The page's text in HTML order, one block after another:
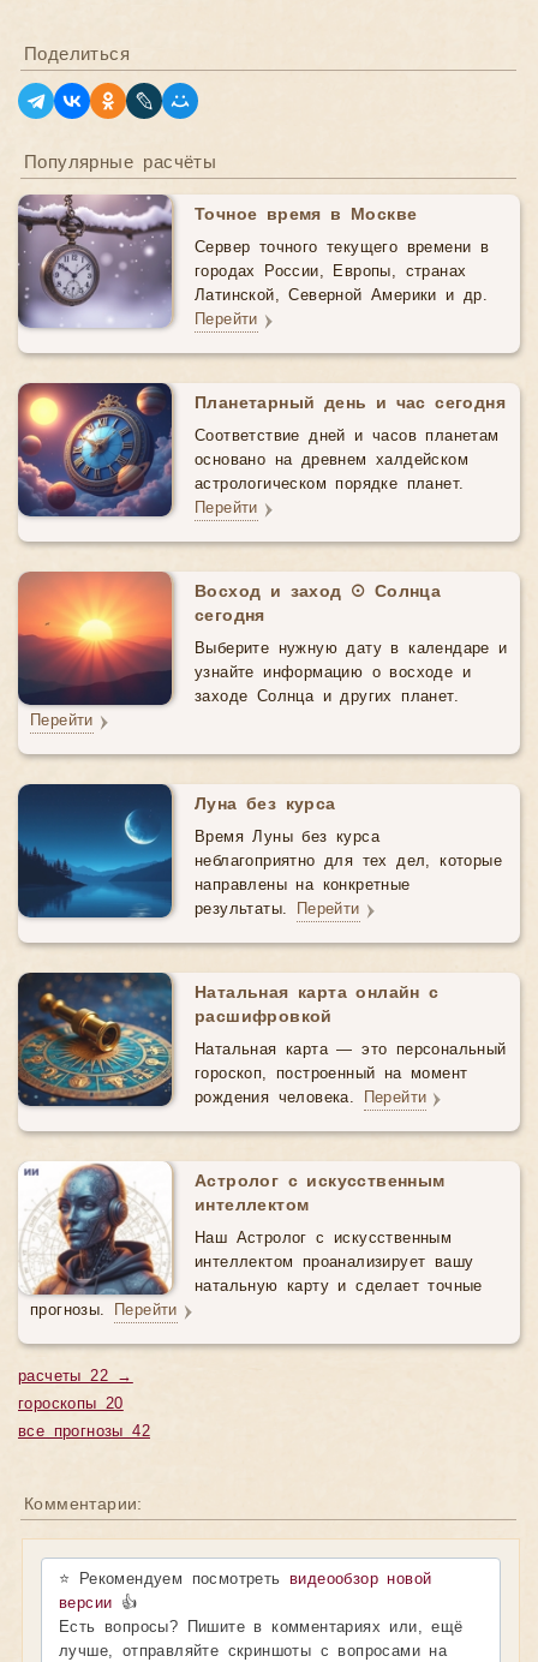
Поделиться
Популярные расчёты
Точное время в Москве
Сервер точного текущего времени в
городах России, Европы, странах
Латинской, Северной Америки и др.
Перейти
Планетарный день и час сегодня
Соответствие дней и часов планетам
основано на древнем халдейском
астрологическом порядке планет.
Перейти
Восход и заход ☉ Солнца
сегодня
Выберите нужную дату в календаре и
узнайте информацию о восходе и
заходе Солнца и других планет.
Перейти
Луна без курса
Время Луны без курса
неблагоприятно для тех дел, которые
направлены на конкретные
результаты. Перейти
Натальная карта онлайн с
расшифровкой
Натальная карта — это персональный
гороскоп, построенный на момент
рождения человека. Перейти
Астролог с искусственным
интеллектом
Наш Астролог с искусственным
интеллектом проанализирует вашу
натальную карту и сделает точные
прогнозы. Перейти
расчеты 22 →
гороскопы 20
все прогнозы 42
Комментарии:
⭐ Рекомендуем посмотретьвидеообзор новой
версии 👍
Есть вопросы? Пишите в комментариях или, ещё
лучше, отправляйте скриншоты с вопросами на